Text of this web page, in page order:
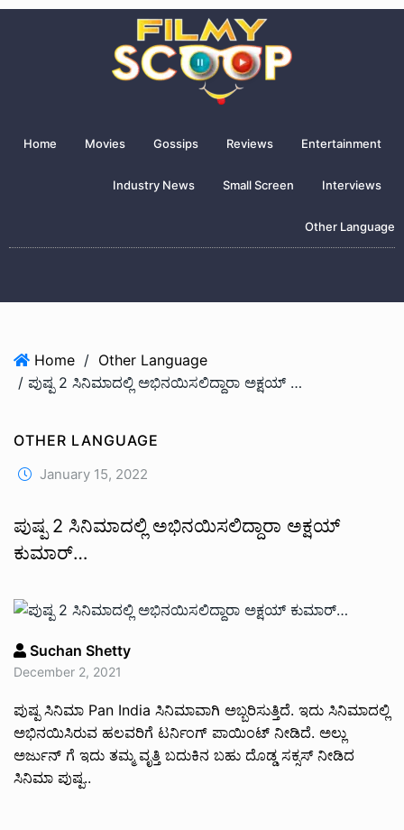
Home Movies Gossips Reviews Entertainment
Industry News Small Screen Interviews
Other Language
Home / Other Language
/ ಪುಷ್ಪ 2 ಸಿನಿಮಾದಲ್ಲಿ ಅಭಿನಯಿಸಲಿದ್ದಾರಾ ಅಕ್ಷಯ್ ಕುಮಾರ್…
OTHER LANGUAGE
January 15, 2022
ಪುಷ್ಪ 2 ಸಿನಿಮಾದಲ್ಲಿ ಅಭಿನಯಿಸಲಿದ್ದಾರಾ ಅಕ್ಷಯ್
ಕುಮಾರ್…
Suchan Shetty
December 2, 2021
ಪುಷ್ಪ ಸಿನಿಮಾ Pan India ಸಿನಿಮಾವಾಗಿ ಅಬ್ಬರಿಸುತ್ತಿದೆ. ಇದು ಸಿನಿಮಾದಲ್ಲಿ
ಅಭಿನಯಿಸಿರುವ ಹಲವರಿಗೆ ಟರ್ನಿಂಗ್ ಪಾಯಿಂಟ್ ನೀಡಿದೆ. ಅಲ್ಲು
ಅರ್ಜುನ್ ಗೆ ಇದು ತಮ್ಮ ವೃತ್ತಿ ಬದುಕಿನ ಬಹು ದೊಡ್ಡ ಸಕ್ಸಸ್ ನೀಡಿದ
ಸಿನಿಮಾ ಪುಷ್ಪ..